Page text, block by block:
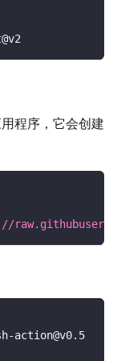
程序，它会创建
-action@v0.5